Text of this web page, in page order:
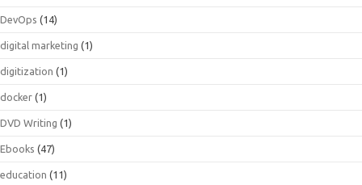
DevOps (14)
digital marketing (1)
digitization (1)
docker (1)
DVD Writing (1)
Ebooks (47)
education (11)